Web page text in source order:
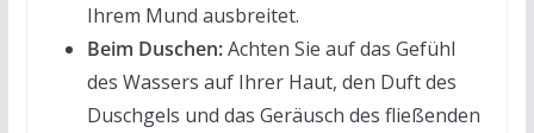
Ihrem Mund ausbreitet.
Beim Duschen:Achten Sie auf das Gefühl
des Wassers auf Ihrer Haut, den Duft des
Duschgels und das Geräusch des fließenden